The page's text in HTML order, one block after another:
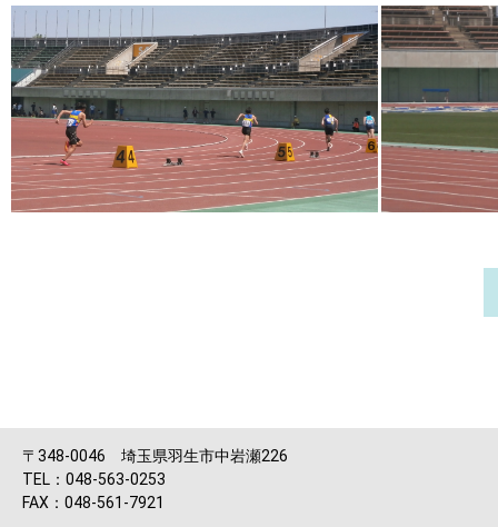
〒348-0046 埼玉県羽生市中岩瀬226
TEL：048-563-0253
FAX：048-561-7921